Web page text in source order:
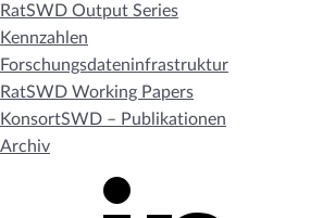
RatSWD Output Series
Kennzahlen
Forschungsdateninfrastruktur
RatSWD Working Papers
KonsortSWD – Publikationen
Archiv